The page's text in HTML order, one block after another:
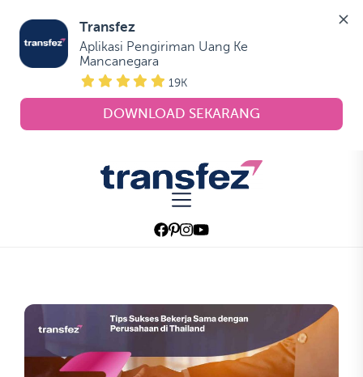
Transfez
Aplikasi Pengiriman Uang Ke
Mancanegara
19K
DOWNLOAD SEKARANG
Transfez